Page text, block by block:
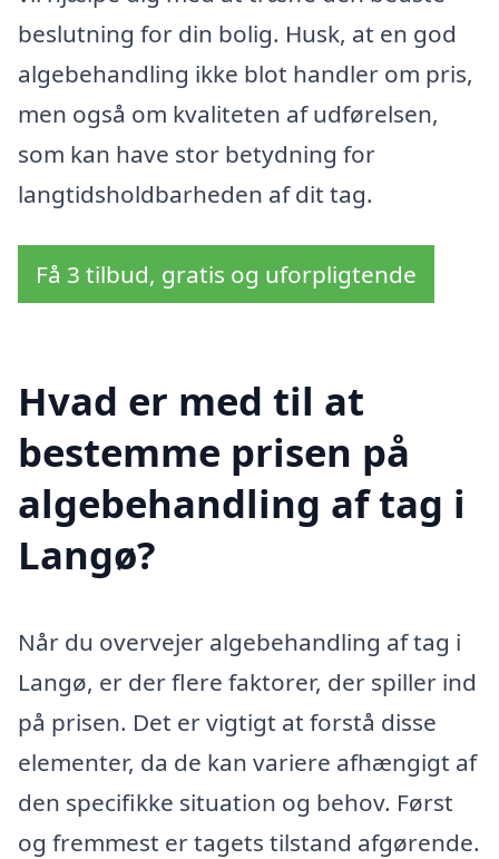
beslutning for din bolig. Husk, at en god
algebehandling ikke blot handler om pris,
men også om kvaliteten af udførelsen,
som kan have stor betydning for
langtidsholdbarheden af dit tag.
Få 3 tilbud, gratis og uforpligtende
Hvad er med til at
bestemme prisen på
algebehandling af tag i
Langø?
Når du overvejer algebehandling af tag i
Langø, er der flere faktorer, der spiller ind
på prisen. Det er vigtigt at forstå disse
elementer, da de kan variere afhængigt af
den specifikke situation og behov. Først
og fremmest er tagets tilstand afgørende.